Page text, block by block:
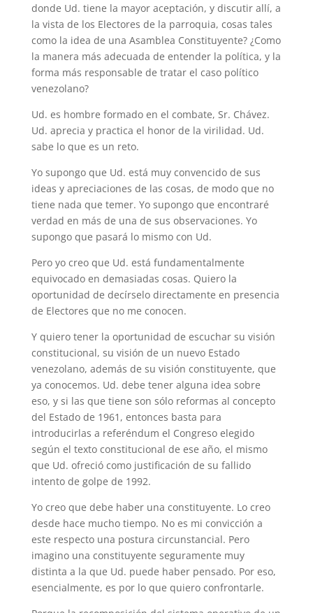
donde Ud. tiene la mayor aceptación, y discutir allí, a
la vista de los Electores de la parroquia, cosas tales
como la idea de una Asamblea Constituyente? ¿Como
la manera más adecuada de entender la política, y la
forma más responsable de tratar el caso político
venezolano?
Ud. es hombre formado en el combate, Sr. Chávez.
Ud. aprecia y practica el honor de la virilidad. Ud.
sabe lo que es un reto.
Yo supongo que Ud. está muy convencido de sus
ideas y apreciaciones de las cosas, de modo que no
tiene nada que temer. Yo supongo que encontraré
verdad en más de una de sus observaciones. Yo
supongo que pasará lo mismo con Ud.
Pero yo creo que Ud. está fundamentalmente
equivocado en demasiadas cosas. Quiero la
oportunidad de decírselo directamente en presencia
de Electores que no me conocen.
Y quiero tener la oportunidad de escuchar su visión
constitucional, su visión de un nuevo Estado
venezolano, además de su visión constituyente, que
ya conocemos. Ud. debe tener alguna idea sobre
eso, y si las que tiene son sólo reformas al concepto
del Estado de 1961, entonces basta para
introducirlas a referéndum el Congreso elegido
según el texto constitucional de ese año, el mismo
que Ud. ofreció como justificación de su fallido
intento de golpe de 1992.
Yo creo que debe haber una constituyente. Lo creo
desde hace mucho tiempo. No es mi convicción a
este respecto una postura circunstancial. Pero
imagino una constituyente seguramente muy
distinta a la que Ud. puede haber pensado. Por eso,
esencialmente, es por lo que quiero confrontarle.